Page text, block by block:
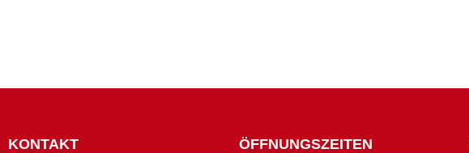
KONTAKT ÖFFNUNGSZEITEN